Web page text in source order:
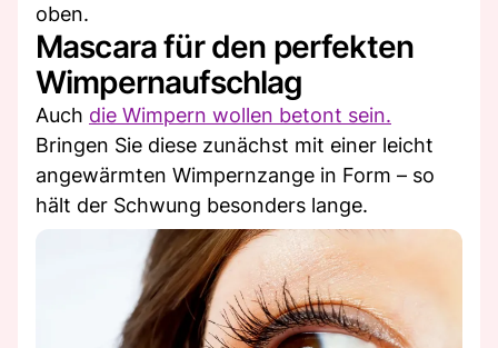
oben.
Mascara für den perfekten
Wimpernaufschlag
Auch die Wimpern wollen betont sein.
Bringen Sie diese zunächst mit einer leicht
angewärmten Wimpernzange in Form – so
hält der Schwung besonders lange.